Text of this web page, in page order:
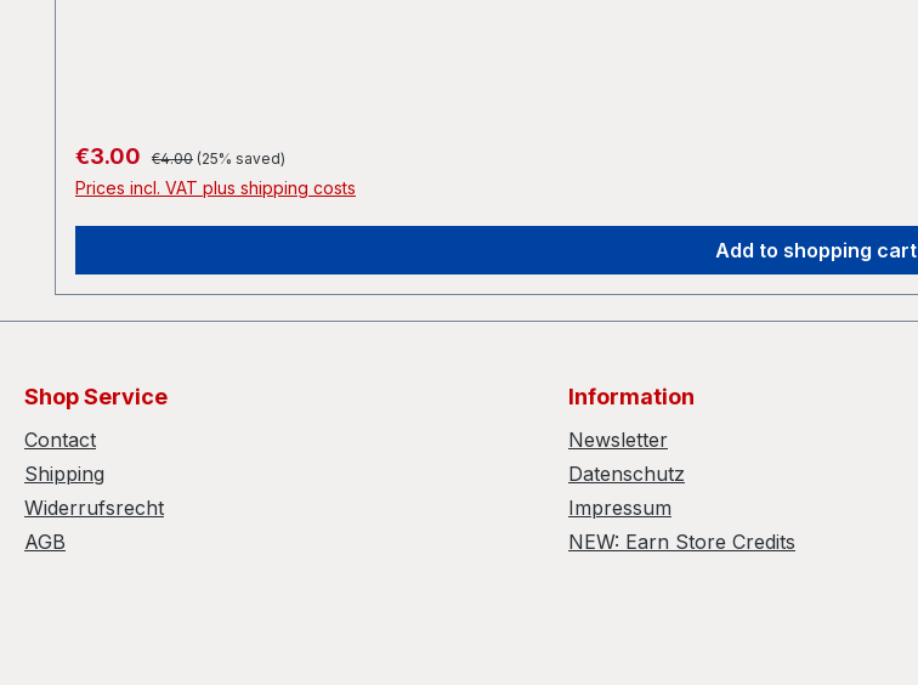
Sale price:
€3.00 Regular price:
€4.00 (25% saved)
Prices incl. VAT plus shipping costs
Add to shopping cart
Shop Service
Contact
Shipping
Widerrufsrecht
AGB
Information
Newsletter
Datenschutz
Impressum
NEW: Earn Store Credits